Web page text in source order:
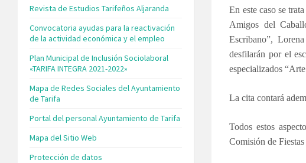
En este caso se
Amigos del
Escribano”,
desfilarán por el
especializados
La cita contará
Todos estos
Comisión de
Revista de Estudios Tarifeños Aljaranda
Convocatoria ayudas para la reactivación
de la actividad económica y el empleo
Plan Municipal de Inclusión Sociolaboral
«TARIFA INTEGRA 2021-2022»
Mapa de Redes Sociales del Ayuntamiento
de Tarifa
Portal del personal Ayuntamiento de Tarifa
Mapa del Sitio Web
Protección de datos